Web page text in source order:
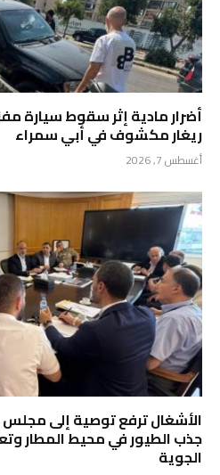
أضرار مادية إثر سقوط سيارة
ريغار مكشوف في أبي سمراء
أغسطس 7, 2026
الأشغال ترفع توصية إلى مجلس
جذب الطيور في محيط المطار
الجوية